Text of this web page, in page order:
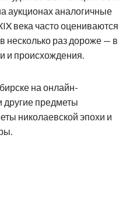
аукционах аналогичные
века часто оцениваются
несколько раз дороже — в
и происхождения.
на онлайн-
предметы
николаевской эпохи и